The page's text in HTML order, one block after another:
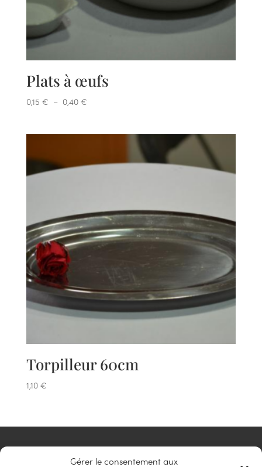
Gérer le consentement aux
Plats à œufs
0,15 € – 0,40 €Plage
Torpilleur 60cm
1,10 €